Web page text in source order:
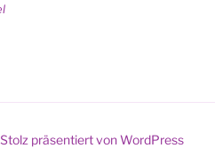
Stolz präsentiert von WordPress